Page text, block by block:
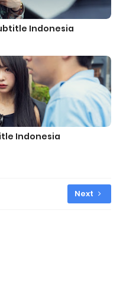
Indonesia
Indonesia
Next